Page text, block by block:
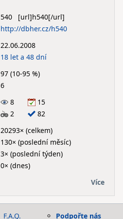
540
http://dbher.cz/h540
22.06.2008
18 let a 48 dní
97 (10-95 %)
6
8
15
2
82
20293× (celkem)
130× (poslední měsíc)
3× (poslední týden)
0× (dnes)
Více
F.A.Q. Podpořte nás